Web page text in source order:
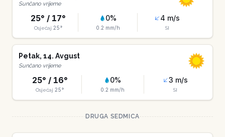
Sunčano vrijeme
25° / 17°
Osjećaj 25°
0%
0.2 mm/h
4 m/s
SI
Petak, 14. Avgust
Sunčano vrijeme
25° / 16°
Osjećaj 25°
0%
0.2 mm/h
3 m/s
SI
DRUGA SEDMICA